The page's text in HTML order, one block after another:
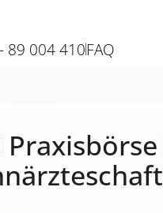
89 004 410FAQ